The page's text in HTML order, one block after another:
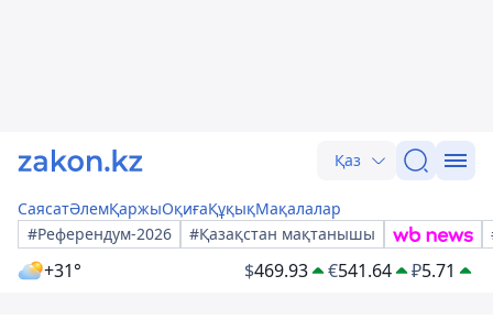
Қаз
СаясатӘлемҚаржыОқиғаҚұқықМақалалар
#Референдум-2026
#Қазақстан мақтанышы
+31° $469.93 €541.64 ₽5.71